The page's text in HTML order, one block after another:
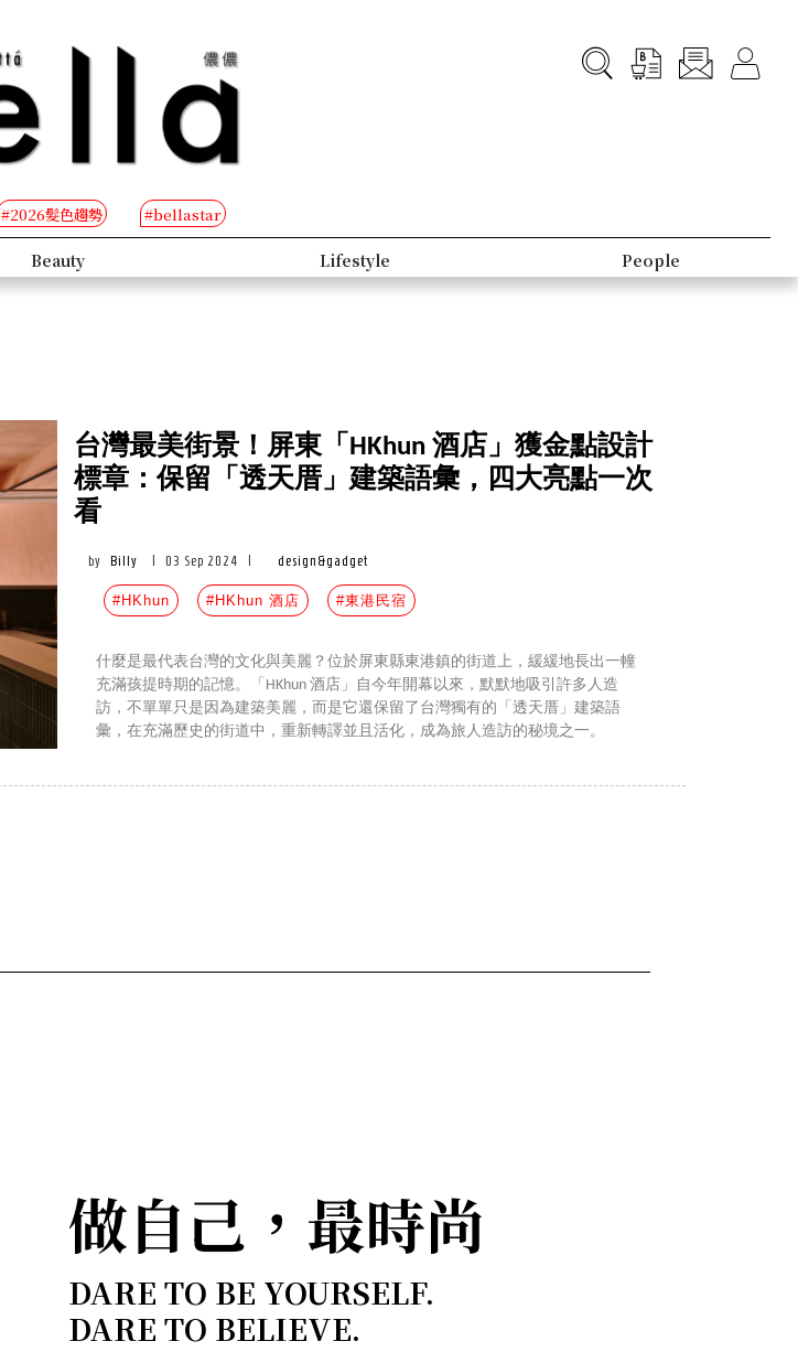
#2026髮色趨勢 #bellastar
Beauty Lifestyle People
台灣最美街景！屏東「HKhun 酒店」獲金點設計
標章：保留「透天厝」建築語彙，四大亮點一次
看
by Billy 03 Sep 2024 design&gadget
#HKhun #HKhun 酒店 #東港民宿
什麼是最代表台灣的文化與美麗？位於屏東縣東港鎮的街道上，緩緩地長出一幢
充滿孩提時期的記憶。「HKhun 酒店」自今年開幕以來，默默地吸引許多人造
訪，不單單只是因為建築美麗，而是它還保留了台灣獨有的「透天厝」建築語
彙，在充滿歷史的街道中，重新轉譯並且活化，成為旅人造訪的秘境之一。
做自己，最時尚
DARE TO BE YOURSELF.
DARE TO BELIEVE.